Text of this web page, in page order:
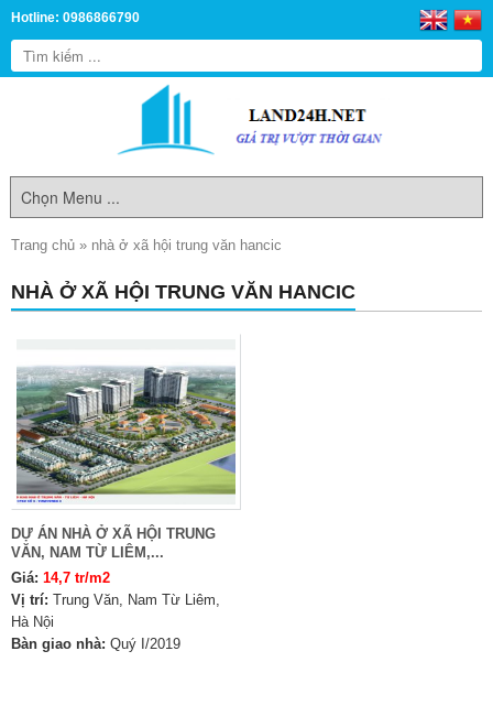
Hotline: 0986866790
Trang chủ » nhà ở xã hội trung văn hancic
NHÀ Ở XÃ HỘI TRUNG VĂN HANCIC
DỰ ÁN NHÀ Ở XÃ HỘI TRUNG
VĂN, NAM TỪ LIÊM,...
Giá: 14,7 tr/m2
Vị trí: Trung Văn, Nam Từ Liêm,
Hà Nội
Bàn giao nhà: Quý I/2019